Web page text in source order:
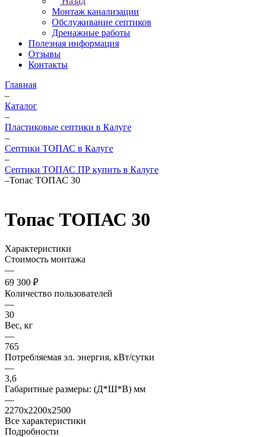
Монтаж канализации
Обслуживание септиков
Дренажные работы
Полезная информация
Отзывы
Контакты
Главная
–
Каталог
–
Пластиковые септики в Калуге
–
Септики ТОПАС в Калуге
–
Септики ТОПАС ПР купить в Калуге
–Топас ТОПАС 30
Топас ТОПАС 30
Характеристики
Стоимость монтажа
—
69 300 ₽
Количество пользователей
—
30
Вес, кг
—
765
Потребляемая эл. энергия, кВт/сутки
—
3,6
Габаритные размеры: (Д*Ш*В) мм
—
2270х2200х2500
Все характеристики
Подробности